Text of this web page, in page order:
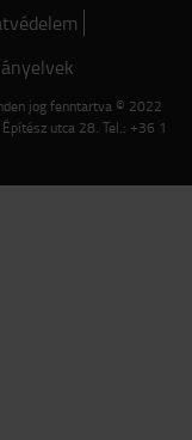
jog fenntartva © 2022
utca 28. Tel.: +36 1